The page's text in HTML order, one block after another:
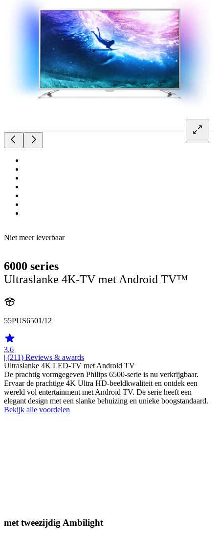
Niet meer leverbaar
6000 series
Ultraslanke 4K-TV met Android TV™
55PUS6501/12
3.6
| (211) Reviews & awards
Ultraslanke 4K LED-TV met Android TV
De prachtig vormgegeven Philips 6500-serie is nu verkrijgbaar.
Ervaar de prachtige 4K Ultra HD-beeldkwaliteit en ontdek een
wereld vol entertainment met Android TV. De serie heeft een
elegant design met een slanke behuizing en unieke boogstandaard.
Bekijk alle voordelen
met tweezijdig Ambilight